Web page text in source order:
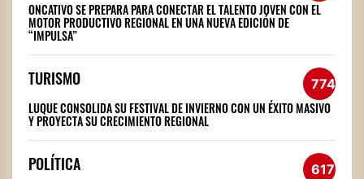
ONCATIVO SE PREPARA PARA CONECTAR EL TALENTO JOVEN CON EL
MOTOR PRODUCTIVO REGIONAL EN UNA NUEVA EDICIÓN DE
“IMPULSA”
TURISMO 774
LUQUE CONSOLIDA SU FESTIVAL DE INVIERNO CON UN ÉXITO MASIVO
Y PROYECTA SU CRECIMIENTO REGIONAL
POLÍTICA 617